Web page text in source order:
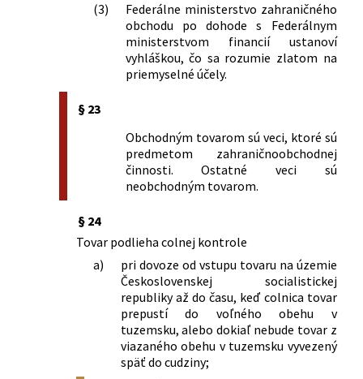
(3)
Federálne ministerstvo zahraničného
obchodu po dohode s Federálnym
ministerstvom financií ustanoví
vyhláškou, čo sa rozumie zlatom na
priemyselné účely.
§ 23
Obchodným tovarom sú veci, ktoré sú
predmetom zahraničnoobchodnej
činnosti. Ostatné veci sú
neobchodným tovarom.
§ 24
Tovar podlieha colnej kontrole
a)
pri dovoze od vstupu tovaru na územie
Československej socialistickej
republiky až do času, keď colnica tovar
prepustí do voľného obehu v
tuzemsku, alebo dokiaľ nebude tovar z
viazaného obehu v tuzemsku vyvezený
späť do cudziny;